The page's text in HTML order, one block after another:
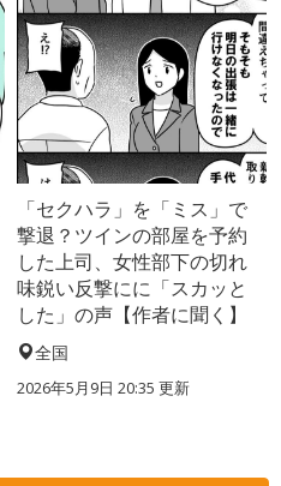
「セクハラ」を「ミス」で
撃退？ツインの部屋を予約
した上司、女性部下の切れ
味鋭い反撃にに「スカッと
した」の声【作者に聞く】
全国
2026年5月9日 20:35 更新